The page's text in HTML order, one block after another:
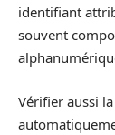
identifiant
souvent
Vérifier aussi